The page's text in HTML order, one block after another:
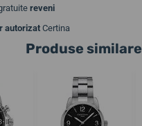
reveni
autorizat Certina
Produse similare